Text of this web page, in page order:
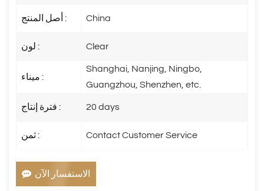
أصل المنتج : China
لون : Clear
ميناء :
Shanghai, Nanjing, Ningbo,
Guangzhou, Shenzhen, etc.
فترة إنتاج : 20 days
ثمن : Contact Customer Service
الاستفسار الآن